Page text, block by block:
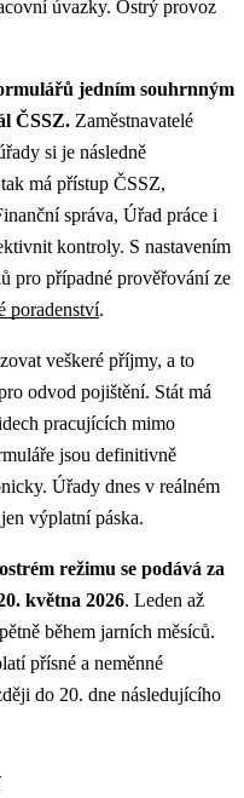
úvazky. Ostrý provoz
jedním souhrnným
ČSSZ. Zaměstnavatelé
si je následně
má přístup ČSSZ,
správa, Úřad práce i
kontroly. S nastavením
pro případné prověřování ze
poradenství.
veškeré příjmy, a to
odvod pojištění. Stát má
pracujících mimo
jsou definitivně
Úřady dnes v reálném
výplatní páska.
režimu se podává za
května 2026. Leden až
během jarních měsíců.
přísné a neměnné
do 20. dne následujícího